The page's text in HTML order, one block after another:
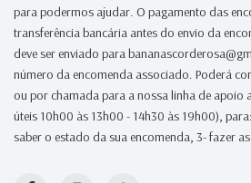
para podermos ajudar. O pagamento das
transferência bancária antes do envio da
deve ser enviado para
número da encomenda associado. Poderá
ou por chamada para a nossa linha de apoio
úteis 10h00 às 13h00 - 14h30 às 19h00),
saber o estado da sua encomenda, 3- fazer